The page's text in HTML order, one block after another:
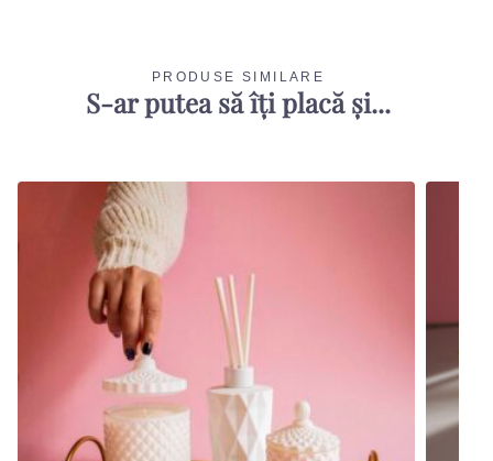
PRODUSE SIMILARE
S-ar putea să îți placă și...